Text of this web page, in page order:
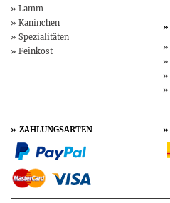
Lamm
Kaninchen
Spezialitäten
Feinkost
ZAHLUNGSARTEN